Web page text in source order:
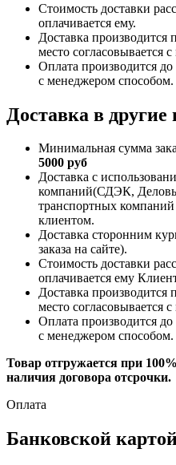
Стоимость доставки
оплачивается ему.
Доставка производится
место согласовывается
Оплата производится
с менеджером способом.
Доставка в другие
Минимальная сумма
5000 руб
Доставка с
компаний(СДЭК,
транспортных
клиентом.
Доставка сторонним
заказа на сайте).
Стоимость доставки
оплачивается ему
Доставка производится
место согласовывается
Оплата производится
с менеджером способом.
Товар отгружается при
наличия договора отсрочки.
Оплата
Банковской